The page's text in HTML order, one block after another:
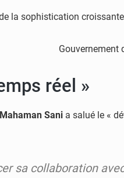
la sophistication
réel »
Sani a salué le «
sa collaboration